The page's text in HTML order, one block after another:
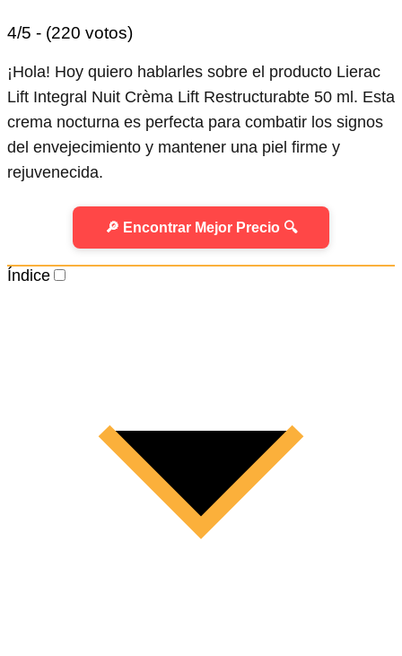
4/5 - (220 votos)
¡Hola! Hoy quiero hablarles sobre el producto Lierac
Lift Integral Nuit Crèma Lift Restructurabte 50 ml. Esta
crema nocturna es perfecta para combatir los signos
del envejecimiento y mantener una piel firme y
rejuvenecida.
🔎 Encontrar Mejor Precio 🔍
Índice